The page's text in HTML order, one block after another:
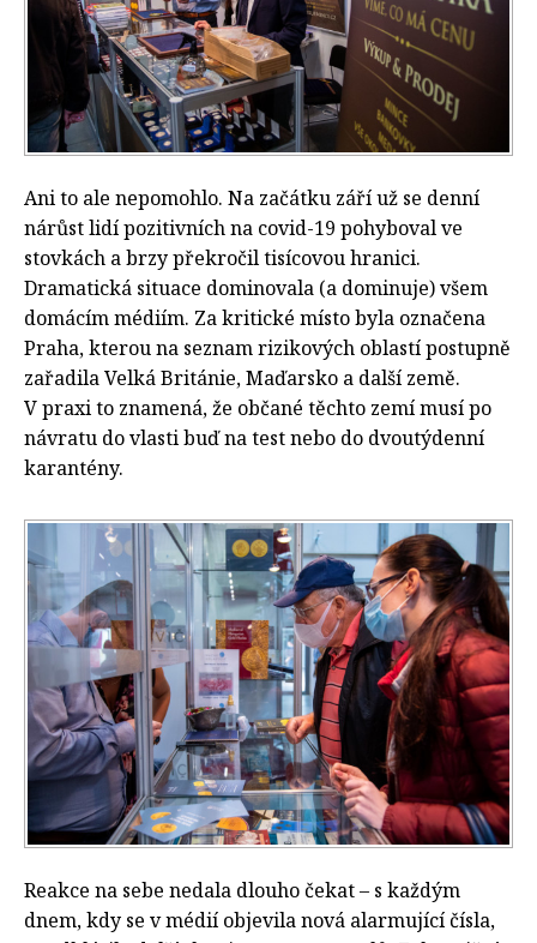
Ani to ale nepomohlo. Na začátku září už se denní
nárůst lidí pozitivních na covid-19 pohyboval ve
stovkách a brzy překročil tisícovou hranici.
Dramatická situace dominovala (a dominuje) všem
domácím médiím. Za kritické místo byla označena
Praha, kterou na seznam rizikových oblastí postupně
zařadila Velká Británie, Maďarsko a další země.
V praxi to znamená, že občané těchto zemí musí po
návratu do vlasti buď na test nebo do dvoutýdenní
karantény.
Reakce na sebe nedala dlouho čekat – s každým
dnem, kdy se v médií objevila nová alarmující čísla,